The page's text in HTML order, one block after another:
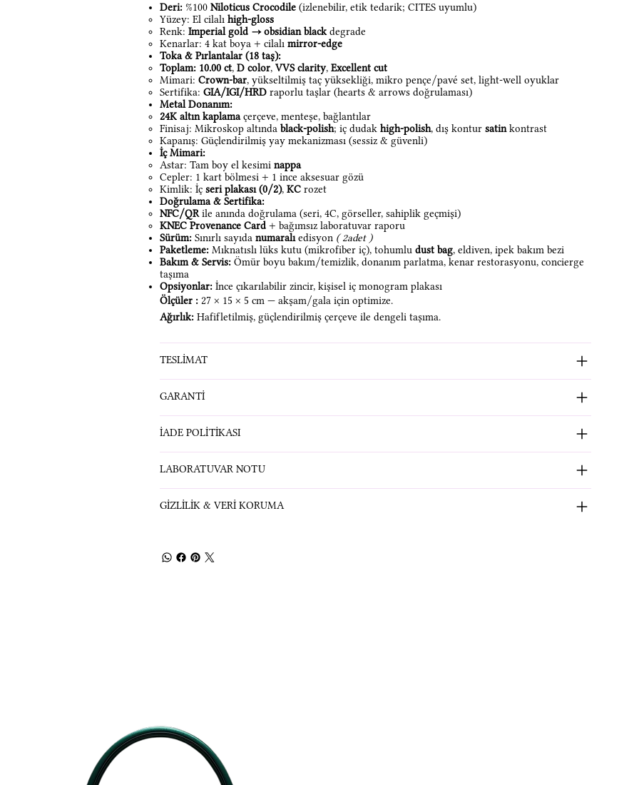
Deri: %100 Niloticus Crocodile (izlenebilir, etik tedarik; CITES uyumlu)
Yüzey: El cilalı high-gloss
Renk: Imperial gold → obsidian blackdegrade
Kenarlar: 4 kat boya + cilalı mirror-edge
Toka & Pırlantalar (18 taş):
Toplam: 10.00 ct, D color, VVS clarity, Excellent cut
Mimari: Crown-bar, yükseltilmiş taç yüksekliği, mikro pençe/pavé set, light-well oyuklar
Sertifika: GIA/IGI/HRD raporlu taşlar (hearts & arrows doğrulaması)
Metal Donanım:
24K altın kaplamaçerçeve, menteşe, bağlantılar
Finisaj: Mikroskop altında black-polish; iç dudak high-polish, dış kontur satinkontrast
Kapanış: Güçlendirilmiş yay mekanizması (sessiz & güvenli)
İç Mimari:
Astar: Tam boy el kesimi nappa
Cepler: 1 kart bölmesi + 1 ince aksesuar gözü
Kimlik: İç seri plakası (0/2), KC rozet
Doğrulama & Sertifika:
NFC/QRile anında doğrulama (seri, 4C, görseller, sahiplik geçmişi)
KNEC Provenance Card + bağımsız laboratuvar raporu
Sürüm: Sınırlı sayıda numaralıedisyon ( 2adet )
Paketleme: Mıknatıslı lüks kutu (mikrofiber iç), tohumlu dust bag, eldiven, ipek bakım bezi
Bakım & Servis: Ömür boyu bakım/temizlik, donanım parlatma, kenar restorasyonu, concierge
taşıma
Opsiyonlar: İnce çıkarılabilir zincir, kişisel iç monogram plakası
Ölçüler : 27 × 15 × 5 cm — akşam/gala için optimize.
Ağırlık: Hafifletilmiş, güçlendirilmiş çerçeve ile dengeli taşıma.
TESLİMAT
GARANTİ
İADE POLİTİKASI
LABORATUVAR NOTU
GİZLİLİK & VERİ KORUMA